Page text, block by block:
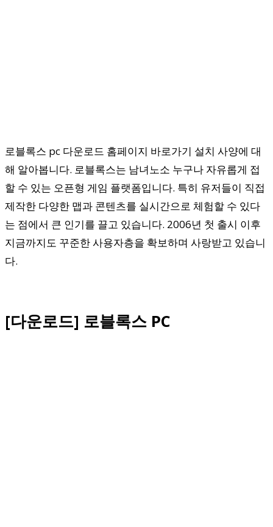
로블록스 pc 다운로드 홈페이지 바로가기 설치 사양에 대
해 알아봅니다. 로블록스는 남녀노소 누구나 자유롭게 접
할 수 있는 오픈형 게임 플랫폼입니다. 특히 유저들이 직접
제작한 다양한 맵과 콘텐츠를 실시간으로 체험할 수 있다
는 점에서 큰 인기를 끌고 있습니다. 2006년 첫 출시 이후
지금까지도 꾸준한 사용자층을 확보하며 사랑받고 있습니
다.
[다운로드] 로블록스 PC